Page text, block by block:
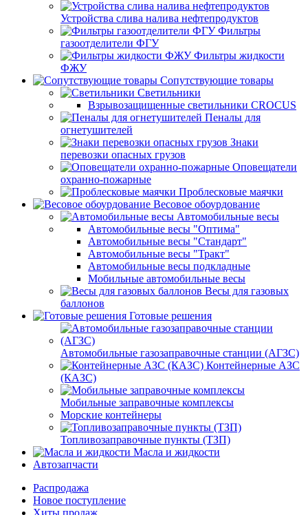
Устройства слива налива нефтепродуктов
Фильтры
газоотделители ФГУ
Фильтры жидкости
ФЖУ
Сопутствующие товары
Светильники
Взрывозащищенные светильники CROCUS
Пеналы для
огнетушителей
Знаки
перевозки опасных грузов
Оповещатели
охранно-пожарные
Проблесковые маячки
Весовое обоурдование
Автомобильные весы
Автомобильные весы "Оптима"
Автомобильные весы "Стандарт"
Автомобильные весы "Тракт"
Автомобильные весы подкладные
Мобильные автомобильные весы
Весы для газовых
баллонов
Готовые решения
Автомобильные газозаправочные станции (АГЗС)
Контейнерные АЗС
(КАЗС)
Мобильные заправочные комплексы
Морские контейнеры
Топливозаправочные пункты (ТЗП)
Масла и жидкости
Автозапчасти
Распродажа
Новое поступление
Хиты продаж